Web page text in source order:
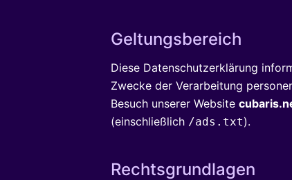
Geltungsbereich
Diese Datenschutzerklärung
Zwecke der Verarbeitung
Besuch unserer Website
(einschließlich /ads.txt).
Rechtsgrundlagen